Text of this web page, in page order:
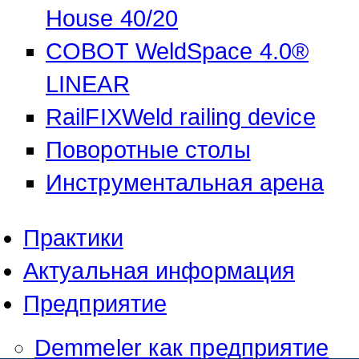
House 40/20
COBOT WeldSpace 4.0®
LINEAR
RailFIXWeld railing device
Поворотные столы
Инструментальная арена
Практики
Актуальная информация
Предприятие
Demmeler как предприятие
GmbH & Co. KG
HRA 11517
represented by the
Demmeler Maschinenbau
Verwaltungs GmbH
Demmeler Automatisierung &
Roboter GmbH
HRB 11639